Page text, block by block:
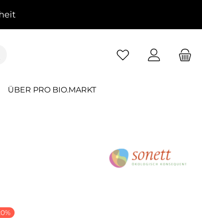
ÜBER PRO BIO.MARKT